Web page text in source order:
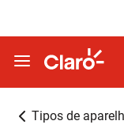
Tipos de